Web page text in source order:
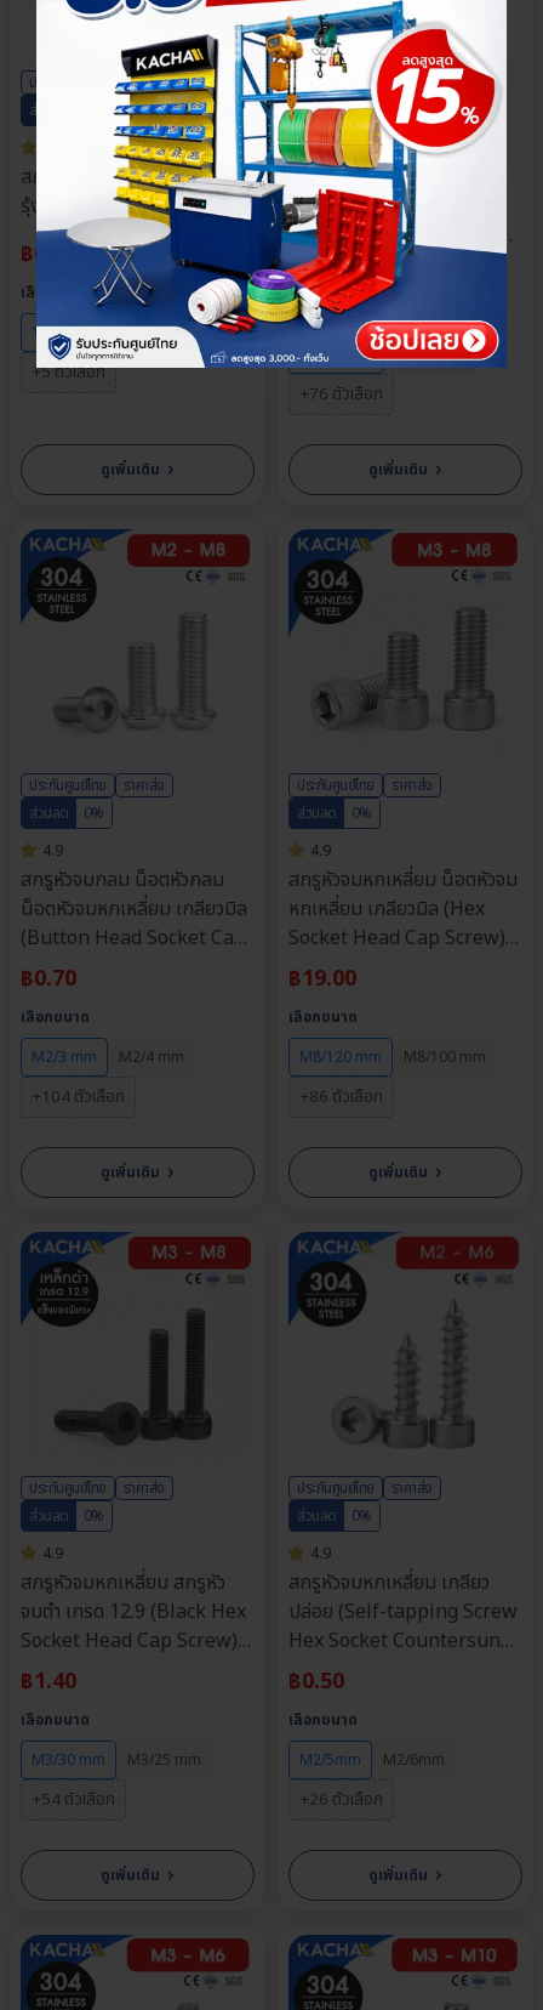
ประกันศูนย์ไทย
ราคาส่ง
ส่วนลด
สกรูปลายสว่านหัวเตเปอร์ ชุบ
รุ้ง เบอร์ 8
฿0.43
เลือกขนาด
16หุน(2”)
4หุน(½”)
+5 ตัวเลือก
ดูเพิ่มเติม ›
ประกันศูนย์ไทย
ราคาส่ง
ส่วนลด
0%
4.9
สกรูหัวกลมแฉก น็อตหัวกลม
เกลียวมิล (Phillips Screw
Pan Head) วัสดุ: สแตนเลส
304 | ขนาด M3, M4, M5,
M6 | ความยาว: 4-80 มม. |
จำหน่ายราคาต่อตัว
฿9.00
เลือกความยาว
M6/80 mm
M6/70 mm
+76 ตัวเลือก
ดูเพิ่มเติม ›
ประกันศูนย์ไทย
ราคาส่ง
ส่วนลด
0%
4.9
สกรูหัวจมกลม น็อตหัวกลม
น็อตหัวจมหกเหลี่ยม เกลียวมิล
(Button Head Socket Cap
Screw) วัสดุ: สแตนเลส 304 |
ขนาด M2, M2.5, M3, M4,
M5, M6, M8 | ความยาว: 3-
90 มม. | จำหน่ายราคาต่อตัว
฿0.70
เลือกขนาด
M2/3 mm
M2/4 mm
+104 ตัวเลือก
ดูเพิ่มเติม ›
ประกันศูนย์ไทย
ราคาส่ง
ส่วนลด
0%
4.9
สกรูหัวจมหกเหลี่ยม น็อตหัวจม
หกเหลี่ยม เกลียวมิล (Hex
Socket Head Cap Screw)
วัสดุ: สแตนเลส 304 | ขนาด
M3, M4, M5, M6, M8 |
ความยาว: 4-120 มม. |
จำหน่ายราคาต่อตัว
฿19.00
เลือกขนาด
M8/120 mm
M8/100 mm
+86 ตัวเลือก
ดูเพิ่มเติม ›
ประกันศูนย์ไทย
ราคาส่ง
ส่วนลด
0%
4.9
สกรูหัวจมหกเหลี่ยม สกรูหัว
จมดํา เกรด 12.9 (Black Hex
Socket Head Cap Screw)
วัสดุ: เหล็กดำ | ขนาด M3,
M4, M5, M6, M8 | ความ
ยาว: 4-80 มม. | จำหน่ายราคา
ต่อตัว
฿1.40
เลือกขนาด
M3/30 mm
M3/25 mm
+54 ตัวเลือก
ดูเพิ่มเติม ›
ประกันศูนย์ไทย
ราคาส่ง
ส่วนลด
0%
4.9
สกรูหัวจมหกเหลี่ยม เกลียว
ปล่อย (Self-tapping Screw
Hex Socket Countersunk
Head) วัสดุ: สแตนเลส 304 |
ขนาด M2, M2.6, M3, M4,
M6 | ความยาว: 5-35 มม. |
จำหน่ายราคาต่อตัว
฿0.50
เลือกขนาด
M2/5mm
M2/6mm
+26 ตัวเลือก
ดูเพิ่มเติม ›
เลือกตัวเลือกสินค้า